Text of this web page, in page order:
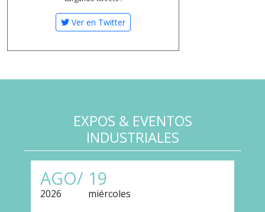
Ver en Twitter
EXPOS & EVENTOS
INDUSTRIALES
AGO/
2026
19
miércoles